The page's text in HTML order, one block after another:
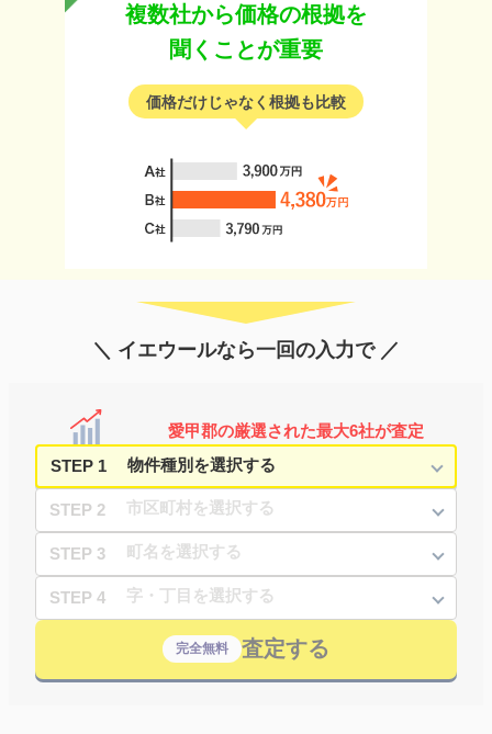
複数社から価格の根拠を
聞くことが重要
価格だけじゃなく根拠も比較
＼ イエウールなら一回の入力で ／
愛甲郡の厳選された最大6社が査定
STEP 1
STEP 2
STEP 3
STEP 4
完全無料 査定する